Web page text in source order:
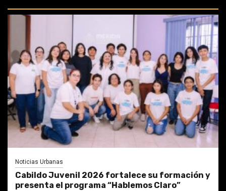
Noticias Urbanas
Cabildo Juvenil 2026 fortalece su formación y
presenta el programa “Hablemos Claro”